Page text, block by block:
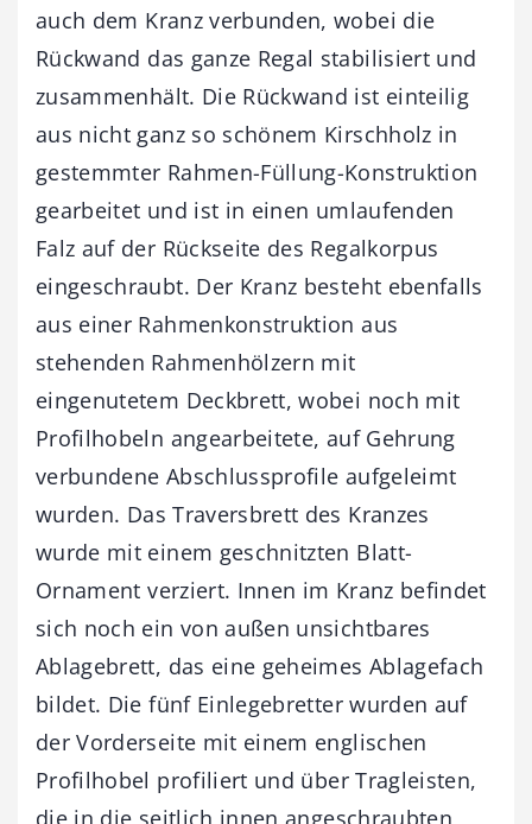
auch dem Kranz verbunden, wobei die
Rückwand das ganze Regal stabilisiert und
zusammenhält. Die Rückwand ist einteilig
aus nicht ganz so schönem Kirschholz in
gestemmter Rahmen-Füllung-Konstruktion
gearbeitet und ist in einen umlaufenden
Falz auf der Rückseite des Regalkorpus
eingeschraubt. Der Kranz besteht ebenfalls
aus einer Rahmenkonstruktion aus
stehenden Rahmenhölzern mit
eingenutetem Deckbrett, wobei noch mit
Profilhobeln angearbeitete, auf Gehrung
verbundene Abschlussprofile aufgeleimt
wurden. Das Traversbrett des Kranzes
wurde mit einem geschnitzten Blatt-
Ornament verziert. Innen im Kranz befindet
sich noch ein von außen unsichtbares
Ablagebrett, das eine geheimes Ablagefach
bildet. Die fünf Einlegebretter wurden auf
der Vorderseite mit einem englischen
Profilhobel profiliert und über Tragleisten,
die in die seitlich innen angeschraubten